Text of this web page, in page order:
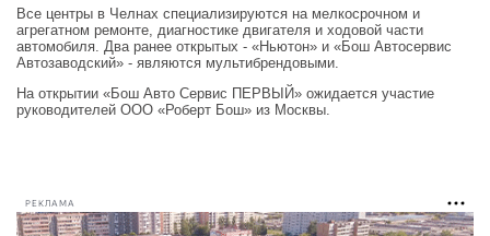
Все центры в Челнах специализируются на мелкосрочном и
агрегатном ремонте, диагностике двигателя и ходовой части
автомобиля. Два ранее открытых - «Ньютон» и «Бош Автосервис
Автозаводский» - являются мультибрендовыми.
На открытии «Бош Авто Сервис ПЕРВЫЙ» ожидается участие
руководителей ООО «Роберт Бош» из Москвы.
РЕКЛАМА